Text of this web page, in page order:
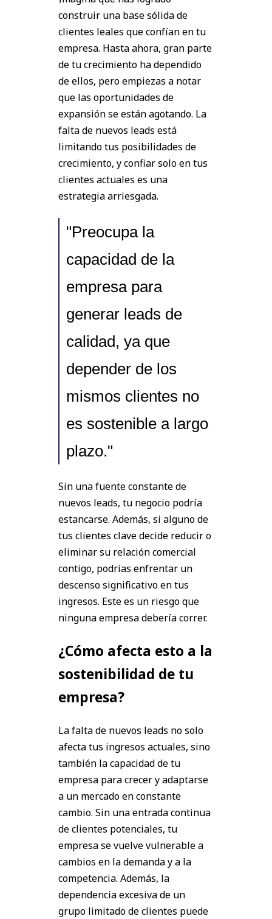
construir una base sólida de
clientes leales que confían en tu
empresa. Hasta ahora, gran parte
de tu crecimiento ha dependido
de ellos, pero empiezas a notar
que las oportunidades de
expansión se están agotando. La
falta de nuevos leads está
limitando tus posibilidades de
crecimiento, y confiar solo en tus
clientes actuales es una
estrategia arriesgada.
"Preocupa la
capacidad de la
empresa para
generar leads de
calidad, ya que
depender de los
mismos clientes no
es sostenible a largo
plazo."
Sin una fuente constante de
nuevos leads, tu negocio podría
estancarse. Además, si alguno de
tus clientes clave decide reducir o
eliminar su relación comercial
contigo, podrías enfrentar un
descenso significativo en tus
ingresos. Este es un riesgo que
ninguna empresa debería correr.
¿Cómo afecta esto a la
sostenibilidad de tu
empresa?
La falta de nuevos leads no solo
afecta tus ingresos actuales, sino
también la capacidad de tu
empresa para crecer y adaptarse
a un mercado en constante
cambio. Sin una entrada continua
de clientes potenciales, tu
empresa se vuelve vulnerable a
cambios en la demanda y a la
competencia. Además, la
dependencia excesiva de un
grupo limitado de clientes puede